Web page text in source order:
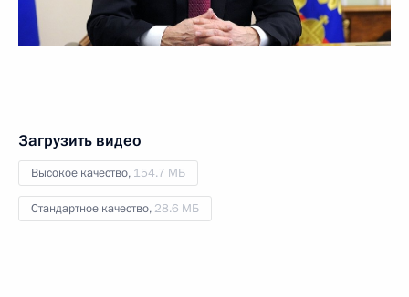
Загрузить видео
Высокое качество, 154.7 МБ
Стандартное качество, 28.6 МБ